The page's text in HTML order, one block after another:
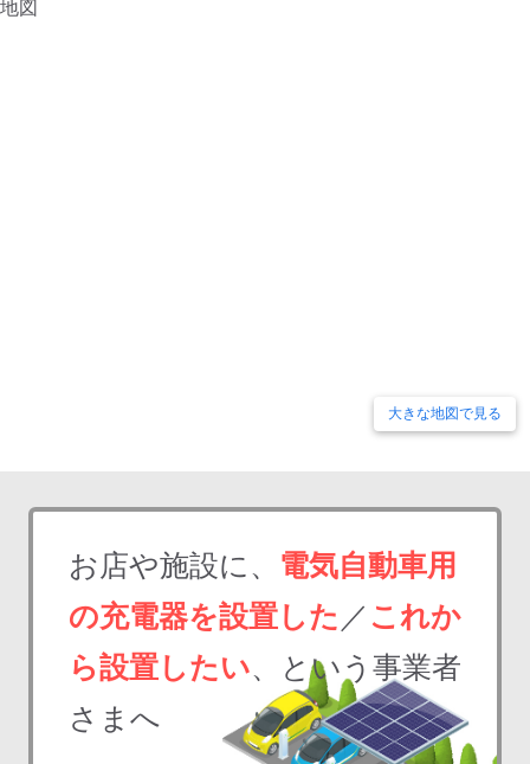
大きな地図で見る
お店や施設に、 電気自動車用
の充電器を設置した ／ これか
ら設置したい、という事業者
さまへ